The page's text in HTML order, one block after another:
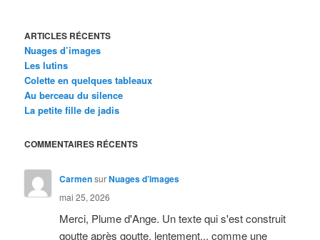
ARTICLES RÉCENTS
Nuages d’images
Les lutins
Colette en quelques tableaux
Au berceau du silence
La petite fille de jadis
COMMENTAIRES RÉCENTS
CarmensurNuages d’images
mai 25, 2026
Merci, Plume d'Ange. Un texte qui s'est construit
goutte après goutte, lentement... comme une